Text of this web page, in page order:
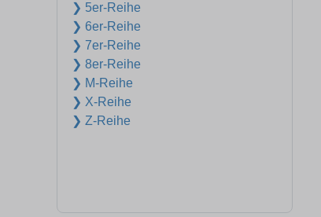
❯ 5er-Reihe
❯ 6er-Reihe
❯ 7er-Reihe
❯ 8er-Reihe
❯ M-Reihe
❯ X-Reihe
❯ Z-Reihe